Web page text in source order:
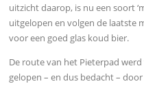
uitzicht daarop, is nu een soort
uitgelopen en volgen de laatste
voor een goed glas koud bier.
De route van het Pieterpad
gelopen – en dus bedacht –